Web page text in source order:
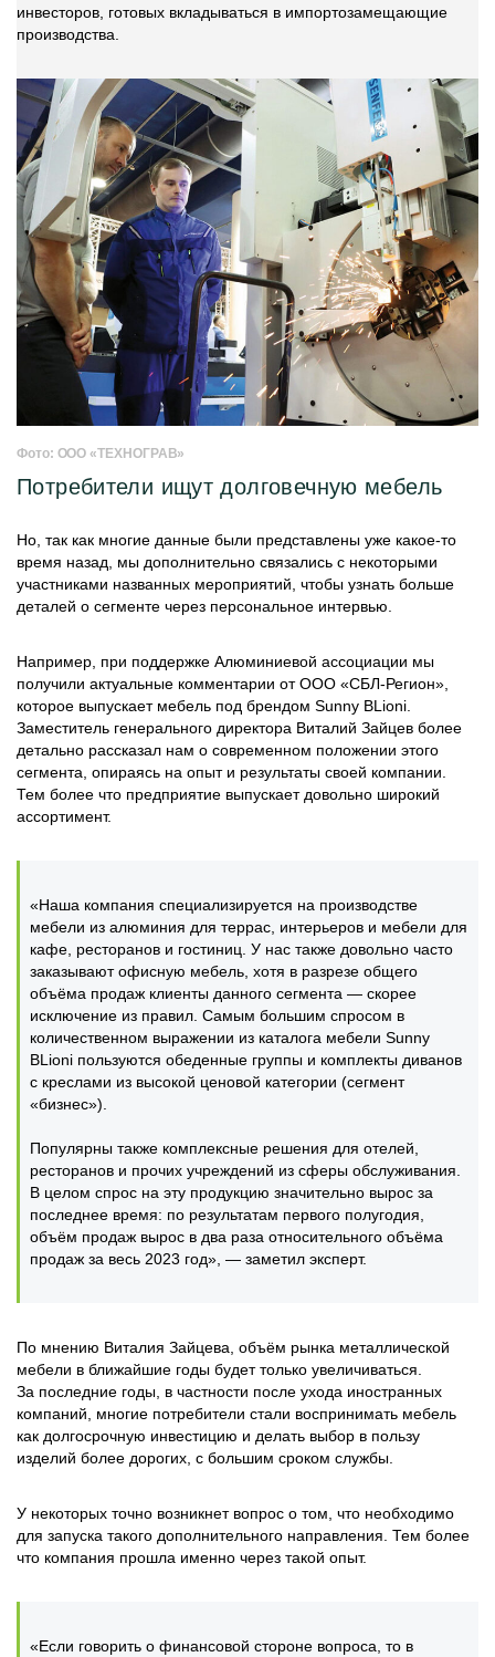
инвесторов, готовых вкладываться в импортозамещающие
производства.
Фото: ООО «ТЕХНОГРАВ»
Потребители ищут долговечную мебель
Но, так как многие данные были представлены уже какое-то
время назад, мы дополнительно связались с некоторыми
участниками названных мероприятий, чтобы узнать больше
деталей о сегменте через персональное интервью.
Например, при поддержке Алюминиевой ассоциации мы
получили актуальные комментарии от ООО «СБЛ-Регион»,
которое выпускает мебель под брендом Sunny BLioni.
Заместитель генерального директора Виталий Зайцев более
детально рассказал нам о современном положении этого
сегмента, опираясь на опыт и результаты своей компании.
Тем более что предприятие выпускает довольно широкий
ассортимент.
«Наша компания специализируется на производстве
мебели из алюминия для террас, интерьеров и мебели для
кафе, ресторанов и гостиниц. У нас также довольно часто
заказывают офисную мебель, хотя в разрезе общего
объёма продаж клиенты данного сегмента — скорее
исключение из правил. Самым большим спросом в
количественном выражении из каталога мебели Sunny
BLioni пользуются обеденные группы и комплекты диванов
с креслами из высокой ценовой категории (сегмент
«бизнес»).
Популярны также комплексные решения для отелей,
ресторанов и прочих учреждений из сферы обслуживания.
В целом спрос на эту продукцию значительно вырос за
последнее время: по результатам первого полугодия,
объём продаж вырос в два раза относительного объёма
продаж за весь 2023 год», — заметил эксперт.
По мнению Виталия Зайцева, объём рынка металлической
мебели в ближайшие годы будет только увеличиваться.
За последние годы, в частности после ухода иностранных
компаний, многие потребители стали воспринимать мебель
как долгосрочную инвестицию и делать выбор в пользу
изделий более дорогих, с большим сроком службы.
У некоторых точно возникнет вопрос о том, что необходимо
для запуска такого дополнительного направления. Тем более
что компания прошла именно через такой опыт.
«Если говорить о финансовой стороне вопроса, то в